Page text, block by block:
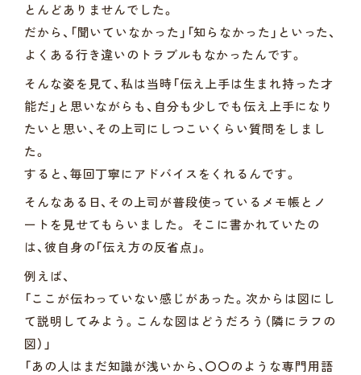
とんどありませんでした。
だから、「聞いていなかった」「知らなかった」といった、
よくある行き違いのトラブルもなかったんです。
そんな姿を見て、私は当時「伝え上手は生まれ持った才
能だ」と思いながらも、自分も少しでも伝え上手になり
たいと思い、その上司にしつこいくらい質問をしまし
た。
すると、毎回丁寧にアドバイスをくれるんです。
そんなある日、その上司が普段使っているメモ帳とノ
ートを見せてもらいました。 そこに書かれていたの
は、彼自身の「伝え方の反省点」。
例えば、
「ここが伝わっていない感じがあった。次からは図にし
て説明してみよう。こんな図はどうだろう（隣にラフの
図）」
「あの人はまだ知識が浅いから、〇〇のような専門用語